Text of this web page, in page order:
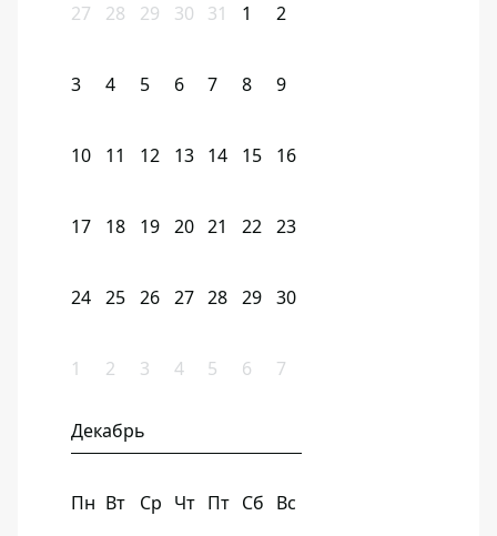
27 28 29 30 31 1 2
3 4 5 6 7 8 9
10 11 12 13 14 15 16
17 18 19 20 21 22 23
24 25 26 27 28 29 30
1 2 3 4 5 6 7
Декабрь
Пн Вт Ср Чт Пт Сб Вс